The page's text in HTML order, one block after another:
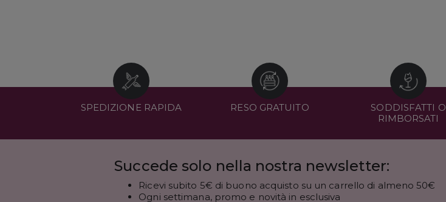
SPEDIZIONE RAPIDA RESO GRATUITO
SODDISFATTI O
RIMBORSATI
Succede solo nella nostra newsletter:
Ricevi subito 5€ di buono acquisto su un carrello di almeno 50€
Ogni settimana, promo e novità in esclusiva